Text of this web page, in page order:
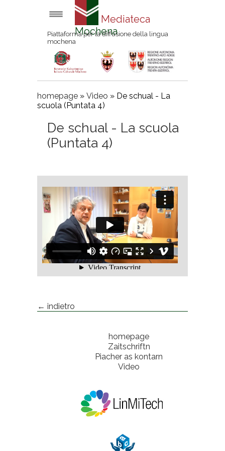
Mediateca
Mochena
Piattaforma per la diffusione della lingua
mochena
homepage » Video » De schual - La
scuola (Puntata 4)
De schual - La scuola
(Puntata 4)
← indietro
homepage
Zaitschriftn
Piacher as kontarn
Video